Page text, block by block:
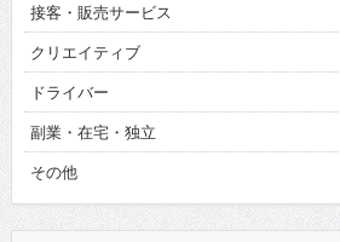
接客・販売サービス
クリエイティブ
ドライバー
副業・在宅・独立
その他